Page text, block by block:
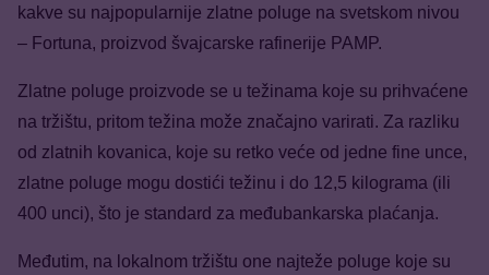
kakve su najpopularnije zlatne poluge na svetskom nivou
– Fortuna, proizvod švajcarske rafinerije PAMP.
Zlatne poluge proizvode se u težinama koje su prihvaćene
na tržištu, pritom težina može značajno varirati. Za razliku
od zlatnih kovanica, koje su retko veće od jedne fine unce,
zlatne poluge mogu dostići težinu i do 12,5 kilograma (ili
400 unci), što je standard za međubankarska plaćanja.
Međutim, na lokalnom tržištu one najteže poluge koje su